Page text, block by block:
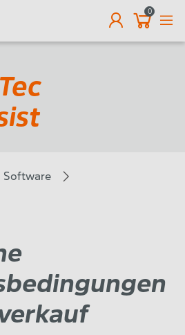
0
Software